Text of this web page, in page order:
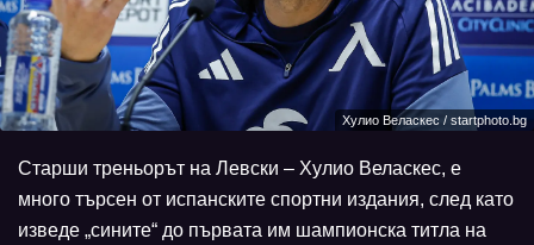
Хулио Веласкес / startphoto.bg
Старши треньорът на Левски – Хулио Веласкес, е
много търсен от испанските спортни издания, след като
изведе „сините“ до първата им шампионска титла на